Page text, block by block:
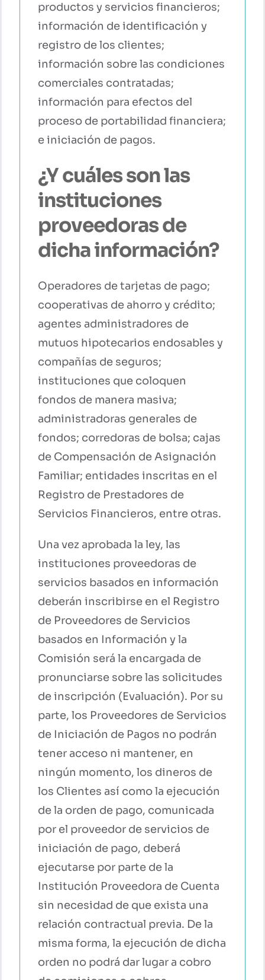
productos y servicios financieros;
información de identificación y
registro de los clientes;
información sobre las condiciones
comerciales contratadas;
información para efectos del
proceso de portabilidad financiera;
e iniciación de pagos.
¿Y cuáles son las
instituciones
proveedoras de
dicha información?
Operadores de tarjetas de pago;
cooperativas de ahorro y crédito;
agentes administradores de
mutuos hipotecarios endosables y
compañías de seguros;
instituciones que coloquen
fondos de manera masiva;
administradoras generales de
fondos; corredoras de bolsa; cajas
de Compensación de Asignación
Familiar; entidades inscritas en el
Registro de Prestadores de
Servicios Financieros, entre otras.
Una vez aprobada la ley, las
instituciones proveedoras de
servicios basados en información
deberán inscribirse en el Registro
de Proveedores de Servicios
basados en Información y la
Comisión será la encargada de
pronunciarse sobre las solicitudes
de inscripción (Evaluación). Por su
parte, los Proveedores de Servicios
de Iniciación de Pagos no podrán
tener acceso ni mantener, en
ningún momento, los dineros de
los Clientes así como la ejecución
de la orden de pago, comunicada
por el proveedor de servicios de
iniciación de pago, deberá
ejecutarse por parte de la
Institución Proveedora de Cuenta
sin necesidad de que exista una
relación contractual previa. De la
misma forma, la ejecución de dicha
orden no podrá dar lugar a cobro